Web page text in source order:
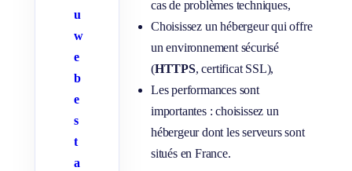
u
w
e
b
e
s
t
a
cas de problèmes techniques,
Choisissez un hébergeur qui offre
un environnement sécurisé
(HTTPS, certificat SSL),
Les performances sont
importantes : choisissez un
hébergeur dont les serveurs sont
situés en France.